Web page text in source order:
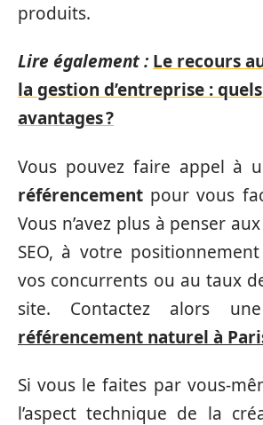
produits.
Lire également : Le recours
la gestion d’entreprise :
avantages ?
Vous pouvez faire appel à
référencement pour vous
Vous n’avez plus à penser
SEO, à votre
vos concurrents ou au taux
site. Contactez alors
référencement naturel à
Si vous le faites par vous-
l’aspect technique de la